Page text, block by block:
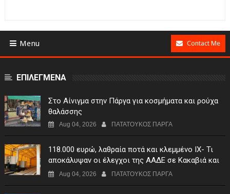
Menu Contact Me
ΕΠΙΛΕΓΜΕΝΑ
Στο Αίνιγμα στην Πάργα για κοσμήματα και ρούχα
θαλάσσης
Aug 04, 2026 ΠΑΤΑΤΟΥΚΟΣ ΠΑΡΓΑ
118.000 ευρώ, λαθραία ποτά και κλεμμένο ΙΧ- Τι
αποκάλυψαν οι έλεγχοι της ΑΑΔΕ σε Κακαβιά και
Μαυρομάτι
Aug 04, 2026 ΠΑΤΑΤΟΥΚΟΣ ΠΑΡΓΑ